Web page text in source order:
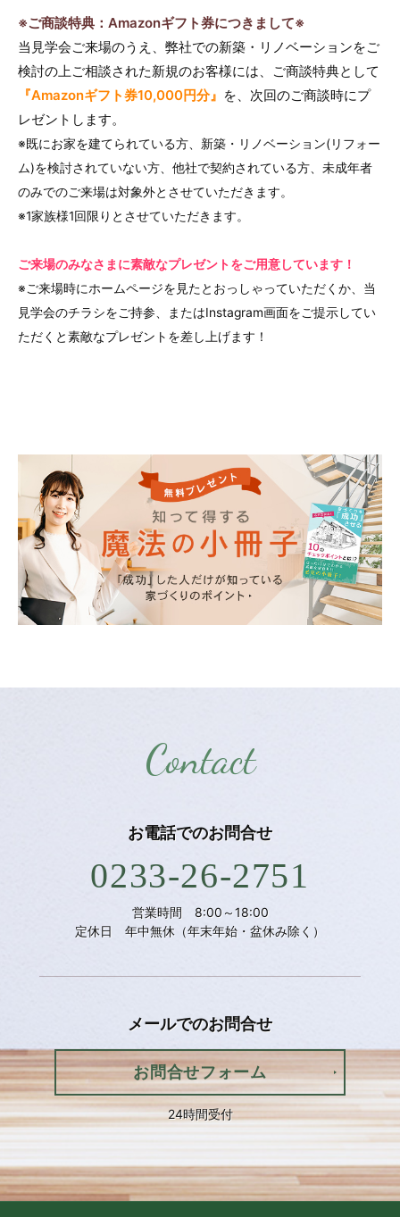
※ご商談特典：Amazonギフト券につきまして※
当見学会ご来場のうえ、弊社での新築・リノベーションをご
検討の上ご相談された新規のお客様には、ご商談特典として
『Amazonギフト券10,000円分』 を、次回のご商談時にプ
レゼントします。
※既にお家を建てられている方、新築・リノベーション(リフォー
ム)を検討されていない方、他社で契約されている方、未成年者
のみでのご来場は対象外とさせていただきます。
※1家族様1回限りとさせていただきます。
ご来場のみなさまに素敵なプレゼントをご用意しています！
※ご来場時にホームページを見たとおっしゃっていただくか、当
見学会のチラシをご持参、またはInstagram画面をご提示してい
ただくと素敵なプレゼントを差し上げます！
Contact
お電話でのお問合せ
0233-26-2751
営業時間 8:00～18:00
定休日 年中無休（年末年始・盆休み除く）
メールでのお問合せ
お問合せフォーム
24時間受付